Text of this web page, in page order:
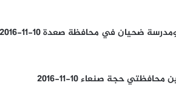
ضحيان في محافظة صعدة 10-11-2016
حجة صنعاء 10-11-2016